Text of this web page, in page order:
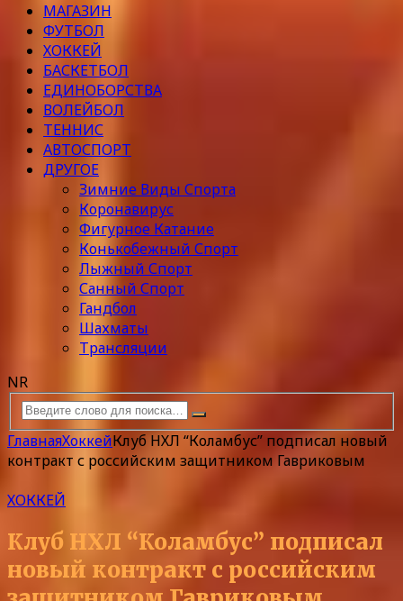
МАГАЗИН
ФУТБОЛ
ХОККЕЙ
БАСКЕТБОЛ
ЕДИНОБОРСТВА
ВОЛЕЙБОЛ
ТЕННИС
АВТОСПОРТ
ДРУГОЕ
Зимние Виды Спорта
Коронавирус
Фигурное Катание
Конькобежный Спорт
Лыжный Спорт
Санный Спорт
Гандбол
Шахматы
Трансляции
NR
ГлавнаяХоккейКлуб НХЛ “Коламбус” подписал новый
контракт с российским защитником Гавриковым
ХОККЕЙ
Клуб НХЛ “Коламбус” подписал
новый контракт с российским